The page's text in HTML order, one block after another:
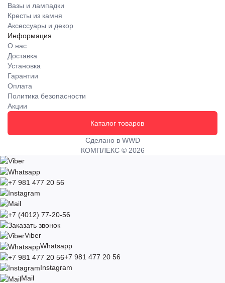
Вазы и лампадки
Кресты из камня
Аксессуары и декор
Информация
О нас
Доставка
Установка
Гарантии
Оплата
Политика безопасности
Акции
Каталог товаров
Сделано в WWD
КОМПЛЕКС © 2026
Viber
Whatsapp
+7 981 477 20 56
Instagram
Mail